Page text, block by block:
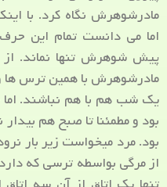
مادرشوهرش نگاه کرد. با
اما می دانست تمام این
پیش شوهرش تنها نماند.
مادرشوهرش با همین ترس ها
یک شب هم با هم نباشند.
بود و مطمئنا تا صبح هم
بود. مرد میخواست زیر بار
از مرگی بواسطه ترسی که